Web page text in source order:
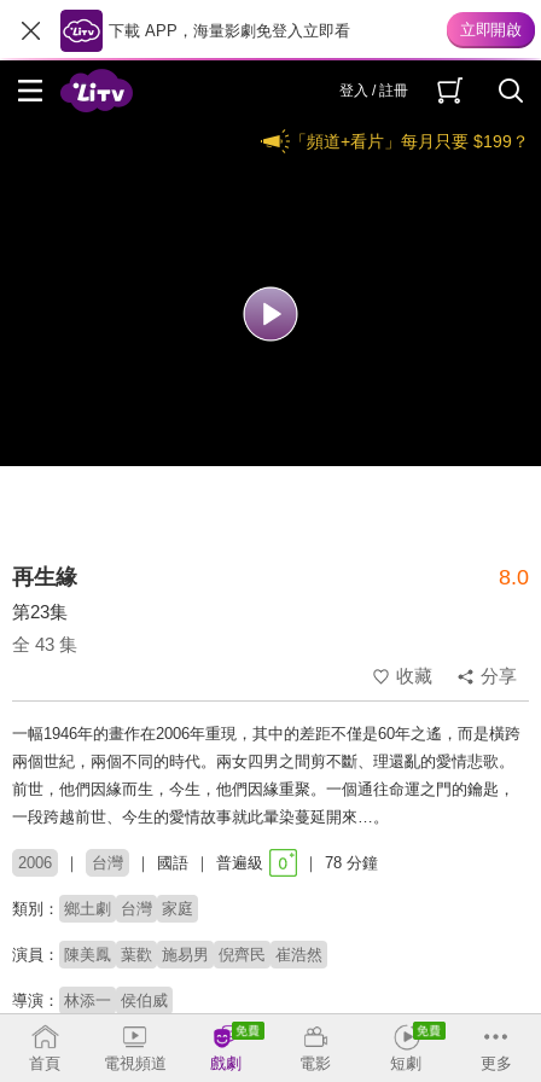
下載 APP，海量影劇免登入立即看
登入 / 註冊
「頻道+看片」每月只要 $199？
再生緣 8.0
第23集
全 43 集
收藏
分享
一幅1946年的畫作在2006年重現，其中的差距不僅是60年之遙，而是橫跨
兩個世紀，兩個不同的時代。兩女四男之間剪不斷、理還亂的愛情悲歌。
前世，他們因緣而生，今生，他們因緣重聚。一個通往命運之門的鑰匙，
一段跨越前世、今生的愛情故事就此暈染蔓延開來…。
2006 台灣 國語 普遍級 78 分鐘
類別： 鄉土劇 台灣 家庭
演員： 陳美鳳 葉歡 施易男 倪齊民 崔浩然
導演： 林添一 侯伯威
首頁 電視頻道 戲劇 電影 短劇 更多